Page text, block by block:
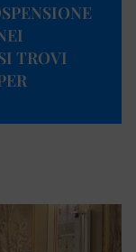
TROVI